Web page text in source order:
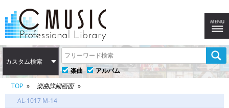
カスタム検索
楽曲
アルバム
TOP
楽曲詳細画面
AL-1017 M-14